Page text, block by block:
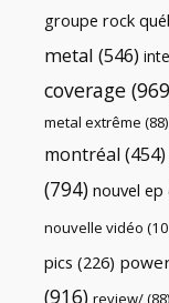
groupe rock
metal (546)
coverage
metal extrême (88)
montréal (454)
(794) nouvel ep
nouvelle vidéo
pics (226)
(916) review/(88)